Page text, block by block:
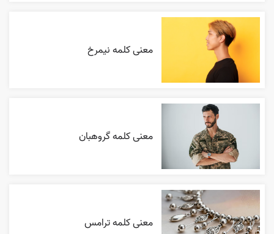
معنی کلمه نیمرخ
معنی کلمه گروهبان
معنی کلمه ترامس